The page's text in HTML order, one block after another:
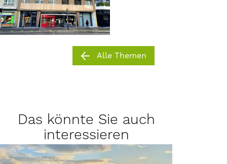
Alle Themen
Das könnte Sie auch
interessieren